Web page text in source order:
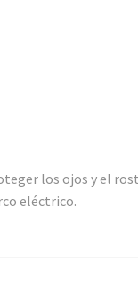
los ojos y el
eléctrico.